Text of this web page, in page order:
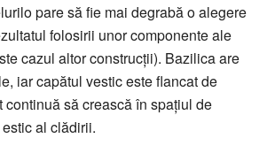
pare să fie mai degrabă o alegere
folosirii unor componente ale
cazul altor construcții). Bazilica are
iar capătul vestic este flancat de
continuă să crească în spațiul de
al clădirii.